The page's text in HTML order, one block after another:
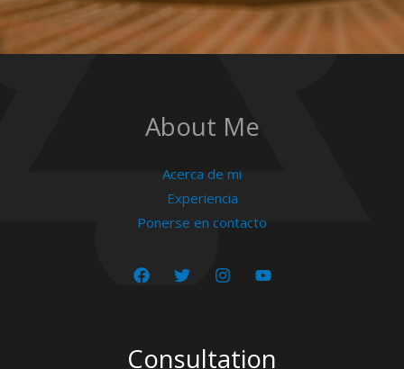
About Me
Acerca de mi
Experiencia
Ponerse en contacto
Consultation